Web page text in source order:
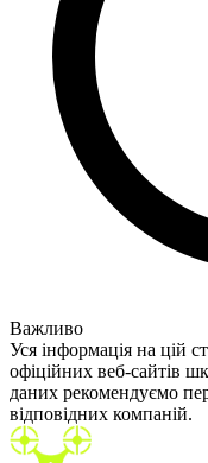
Важливо
Уся інформація на цій
офіційних веб-сайтів
даних рекомендуємо
відповідних компаній.